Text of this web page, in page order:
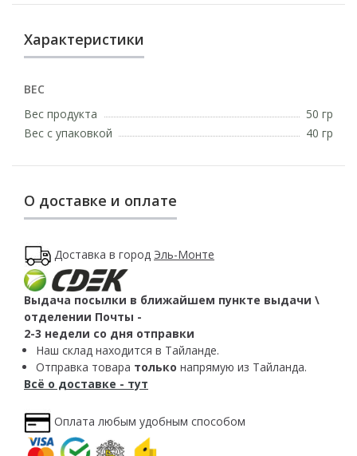
Характеристики
ВЕС
Вес продукта
50 гр
Вес с упаковкой
40 гр
О доставке и оплате
Доставка в город Эль-Монте
Выдача посылки в ближайшем пункте выдачи \
отделении Почты -
2-3 недели со дня отправки
Наш склад находится в Тайланде.
Отправка товара только напрямую из Тайланда.
Всё о доставке - тут
Оплата любым удобным способом